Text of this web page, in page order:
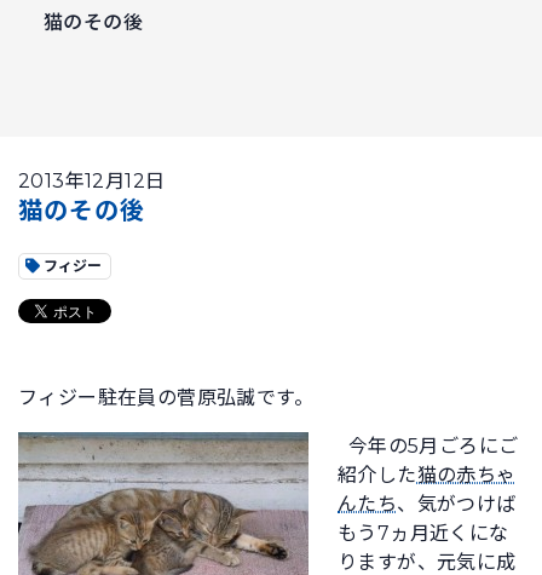
猫のその後
2013年12月12日
猫のその後
フィジー
フィジー駐在員の菅原弘誠です。
今年の5月ごろにご
紹介した猫の赤ちゃ
んたち、気がつけば
もう7ヵ月近くにな
りますが、元気に成